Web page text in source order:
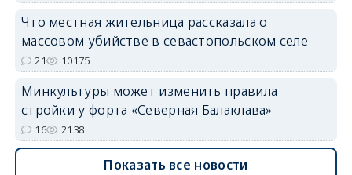
Что местная жительница рассказала о
массовом убийстве в севастопольском селе
21 10175
Минкультуры может изменить правила
стройки у форта «Северная Балаклава»
16 2138
Показать все новости